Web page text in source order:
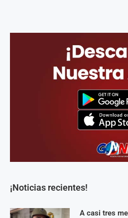
¡Noticias recientes!
A casi tres